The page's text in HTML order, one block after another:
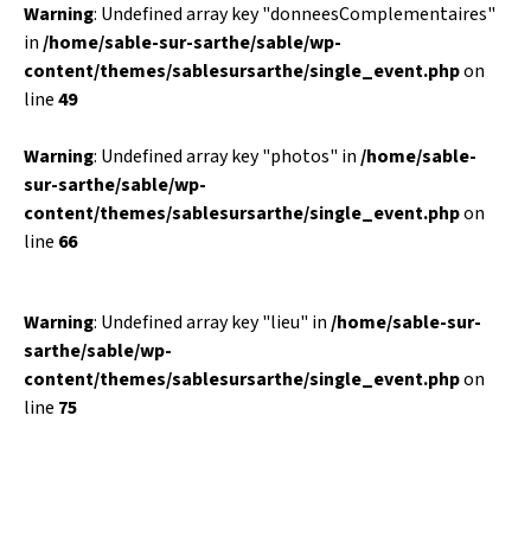
Warning: Undefined array key "donneesComplementaires"
in/home/sable-sur-sarthe/sable/wp-
content/themes/sablesursarthe/single_event.phpon
line49
Warning: Undefined array key "photos" in/home/sable-
sur-sarthe/sable/wp-
content/themes/sablesursarthe/single_event.phpon
line 66
Warning: Undefined array key "lieu" in/home/sable-sur-
sarthe/sable/wp-
content/themes/sablesursarthe/single_event.phpon
line 75